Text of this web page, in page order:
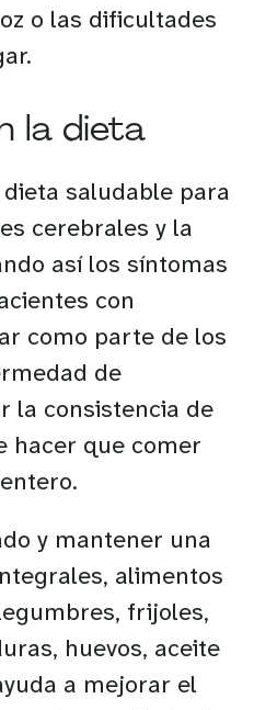
o las dificultades
la dieta
saludable para
cerebrales y la
así los síntomas
con
como parte de los
de
la consistencia de
hacer que comer
y mantener una
alimentos
frijoles,
huevos, aceite
a mejorar el